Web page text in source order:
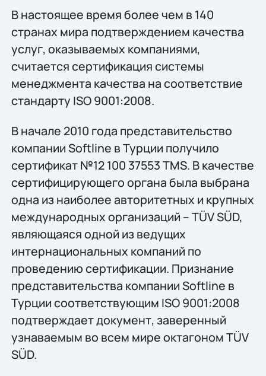
В настоящее время более чем в 140
странах мира подтверждением качества
услуг, оказываемых компаниями,
считается сертификация системы
менеджмента качества на соответствие
стандарту ISO 9001:2008.
В начале 2010 года представительство
компании Softline в Турции получило
сертификат №12 100 37553 TMS. В качестве
сертифицирующего органа была выбрана
одна из наиболее авторитетных и крупных
международных организаций – TÜV SÜD,
являющаяся одной из ведущих
интернациональных компаний по
проведению сертификации. Признание
представительства компании Softline в
Турции соответствующим ISO 9001:2008
подтверждает документ, заверенный
узнаваемым во всем мире октагоном TÜV
SÜD.